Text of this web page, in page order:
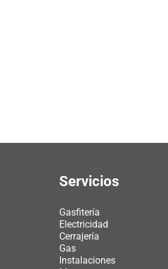
Servicios
Gasfitería
Electricidad
Cerrajería
Gas
Instalaciones